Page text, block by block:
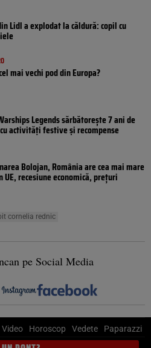
Lidl a explodat la căldură: copil cu
mai vechi pod din Europa?
Legends sărbătorește 7 ani de
activități festive și recompense
Bolojan, România are cea mai mare
recesiune economică, prețuri
cornelia rednic
pe Social Media
Video Horoscop Vedete Paparazzi